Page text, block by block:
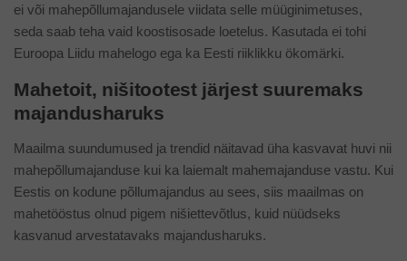
ei või mahepõllumajandusele viidata selle müüginimetuses,
seda saab teha vaid koostisosade loetelus. Kasutada ei tohi
Euroopa Liidu mahelogo ega ka Eesti riiklikku ökomärki.
Mahetoit, nišitootest järjest suuremaks
majandusharuks
Maailma suundumused ja trendid näitavad üha kasvavat huvi nii
mahepõllumajanduse kui ka laiemalt mahemajanduse vastu. Kui
Eestis on kodune põllumajandus au sees, siis maailmas on
mahetööstus olnud pigem nišiettevõtlus, kuid nüüdseks
kasvanud arvestatavaks majandusharuks.